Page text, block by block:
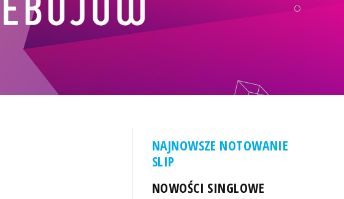
NAJNOWSZE NOTOWANIE
SLIP
NOWOŚCI SINGLOWE